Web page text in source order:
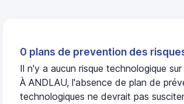
0 plans de prevention des
Il n'y a aucun risque technologique
À ANDLAU, l'absence de plan de
technologiques ne devrait pas